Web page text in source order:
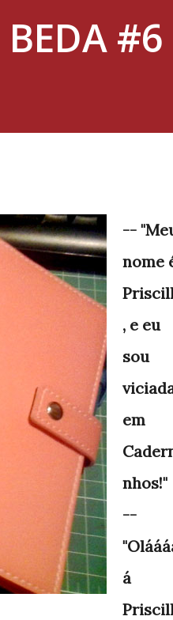
#6
--
nome
, e eu
sou
em
nhos!"
--
á